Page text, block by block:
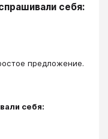
себя:
предложение.
себя: